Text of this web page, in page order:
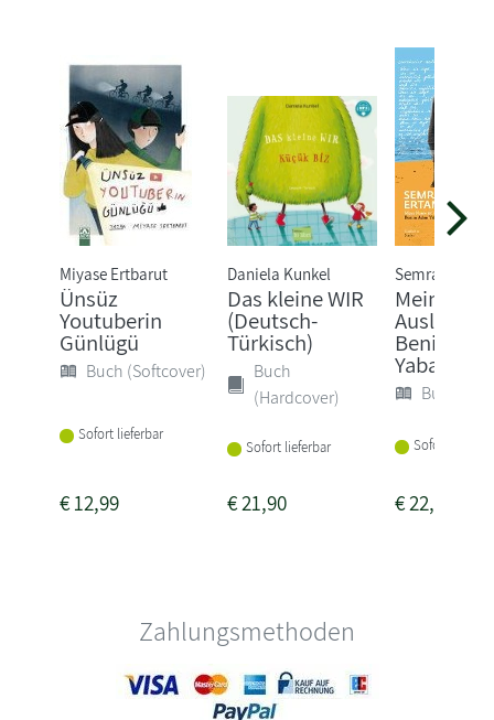
Miyase Ertbarut
Ünsüz
Youtuberin
Günlügü
Buch (Softcover)
Sofort lieferbar
€12,99
Daniela Kunkel
Das kleine WIR
(Deutsch-
Türkisch)
Buch
(Hardcover)
Sofort lieferbar
€21,90
Semra Ertan
Mein
Ausländer
Benim
Yabanci
Buch
Sofort
€22,00
Zahlungsmethoden